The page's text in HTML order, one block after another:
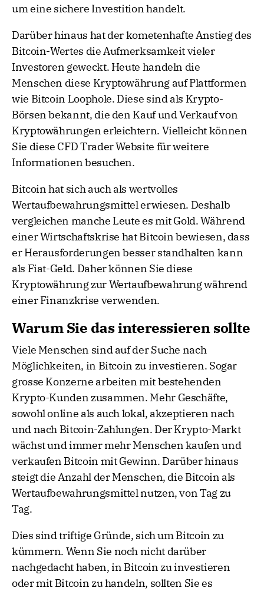
um eine sichere Investition handelt.
Darüber hinaus hat der kometenhafte Anstieg des
Bitcoin-Wertes die Aufmerksamkeit vieler
Investoren geweckt. Heute handeln die
Menschen diese Kryptowährung auf Plattformen
wie Bitcoin Loophole. Diese sind als Krypto-
Börsen bekannt, die den Kauf und Verkauf von
Kryptowährungen erleichtern. Vielleicht können
Sie diese CFD Trader Website für weitere
Informationen besuchen.
Bitcoin hat sich auch als wertvolles
Wertaufbewahrungsmittel erwiesen. Deshalb
vergleichen manche Leute es mit Gold. Während
einer Wirtschaftskrise hat Bitcoin bewiesen, dass
er Herausforderungen besser standhalten kann
als Fiat-Geld. Daher können Sie diese
Kryptowährung zur Wertaufbewahrung während
einer Finanzkrise verwenden.
Warum Sie das interessieren sollte
Viele Menschen sind auf der Suche nach
Möglichkeiten, in Bitcoin zu investieren. Sogar
grosse Konzerne arbeiten mit bestehenden
Krypto-Kunden zusammen. Mehr Geschäfte,
sowohl online als auch lokal, akzeptieren nach
und nach Bitcoin-Zahlungen. Der Krypto-Markt
wächst und immer mehr Menschen kaufen und
verkaufen Bitcoin mit Gewinn. Darüber hinaus
steigt die Anzahl der Menschen, die Bitcoin als
Wertaufbewahrungsmittel nutzen, von Tag zu
Tag.
Dies sind triftige Gründe, sich um Bitcoin zu
kümmern. Wenn Sie noch nicht darüber
nachgedacht haben, in Bitcoin zu investieren
oder mit Bitcoin zu handeln, sollten Sie es